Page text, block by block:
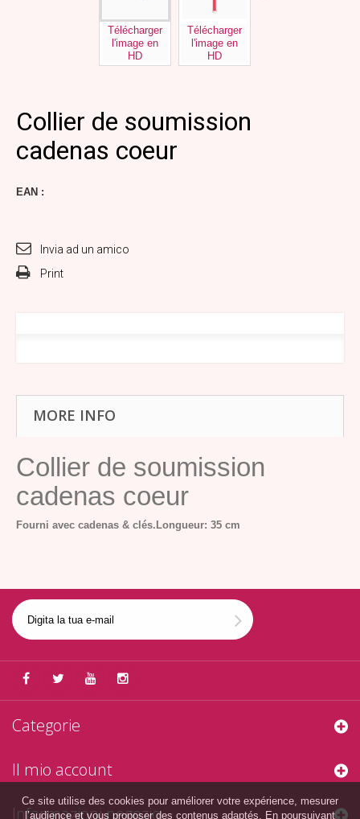
Télécharger
l'image en
HD
Télécharger
l'image en
HD
Collier de soumission
cadenas coeur
EAN :
Invia ad un amico
Print
MORE INFO
Collier de soumission
cadenas coeur
Fourni avec cadenas & clés. Longueur: 35 cm
Categorie
Il mio account
Informazioni negozio
Ce site utilise des cookies pour améliorer votre expérience, mesurer
l’audience et vous proposer des contenus adaptés. En poursuivant